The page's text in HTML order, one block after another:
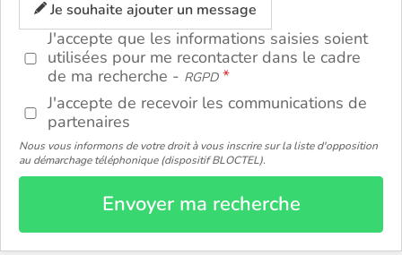
Je souhaite ajouter un message
J'accepte que les informations saisies soient
utilisées pour me recontacter dans le cadre
de ma recherche - RGPD
J'accepte de recevoir les communications de
partenaires
Nous vous informons de votre droit à vous inscrire sur la liste d'opposition
au démarchage téléphonique (dispositif BLOCTEL).
Envoyer ma recherche